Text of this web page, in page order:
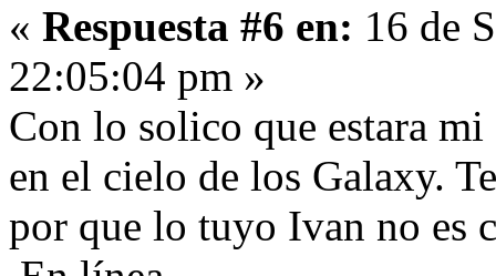
« Respuesta #6 en: 16 de
22:05:04 pm »
Con lo solico que estara
en el cielo de los Galaxy.
por que lo tuyo Ivan no es